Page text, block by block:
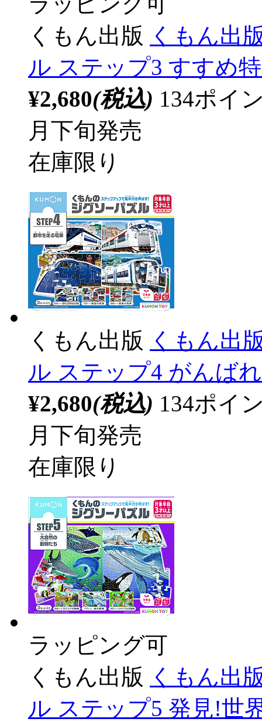
くもん出版 くもん出
ル ステップ3 すすめ
¥2,680(税込) 134ポイ
月下旬発売
在庫限り
くもん出版 くもん出
ル ステップ4 がんば
¥2,680(税込) 134ポイ
月下旬発売
在庫限り
ラッピング可
くもん出版 くもん出
ル ステップ5 発見!世